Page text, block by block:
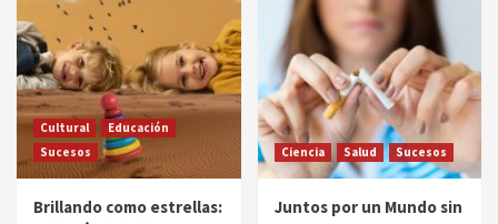
Cultural
Educación
Sucesos
Brillando como estrellas:
Ciencia Salud Sucesos
Juntos por un Mundo sin